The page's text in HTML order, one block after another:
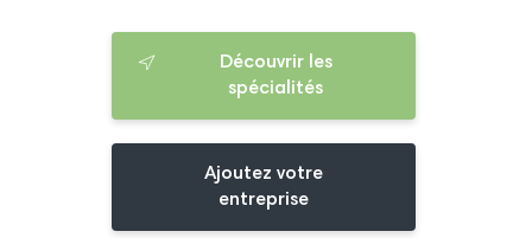
Découvrir les
spécialités
Ajoutez votre
entreprise